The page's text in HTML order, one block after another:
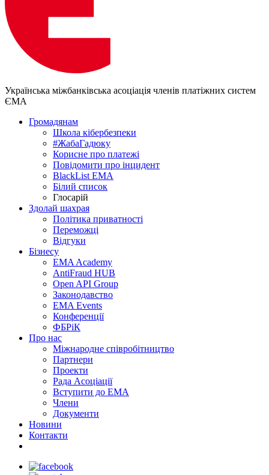
Українська міжбанківська асоціація членів платіжних систем
ЄМА
Громадянам
Школа кібербезпеки
#ЖабаГадюку
Корисне про платежі
Повідомити про інцидент
BlackList EMA
Білий список
Глосарій
Здолай шахрая
Політика приватності
Переможцi
Відгуки
Бізнесу
EMA Academy
AntiFraud HUB
Open API Group
Законодавство
EMA Events
Конференції
ФБРіК
Про нас
Міжнародне співробітництво
Партнери
Проекти
Рада Асоціації
Вступити до ЕМА
Члени
Документи
Новини
Контакти